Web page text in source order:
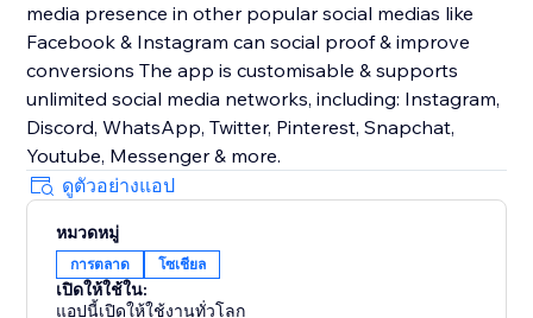
media presence in other popular social medias like
Facebook & Instagram can social proof & improve
conversions The app is customisable & supports
unlimited social media networks, including: Instagram,
Discord, WhatsApp, Twitter, Pinterest, Snapchat,
Youtube, Messenger & more.
ดูตัวอย่างแอป
หมวดหมู่
การตลาด โซเชียล
เปิดให้ใช้ใน:
แอปนี้เปิดให้ใช้งานทั่วโลก